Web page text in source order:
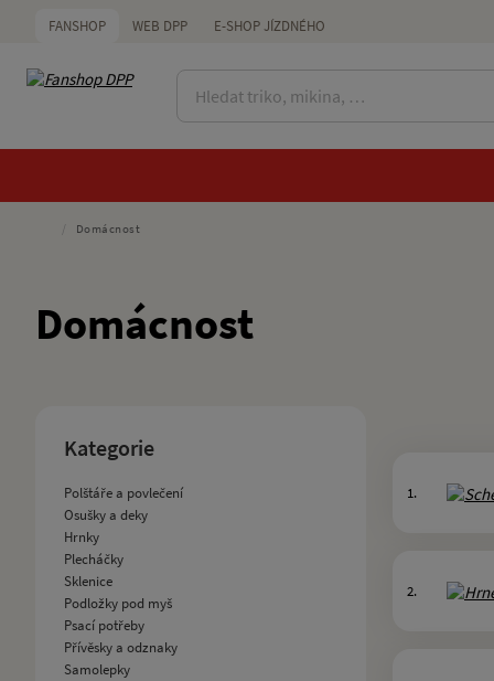
FANSHOP WEB DPP E-SHOP JÍZDNÉHO
Domácnost
Domácnost
Kategorie
Polštáře a povlečení
Osušky a deky
Hrnky
Plecháčky
Sklenice
Podložky pod myš
Psací potřeby
Přívěsky a odznaky
Samolepky
1.
2.